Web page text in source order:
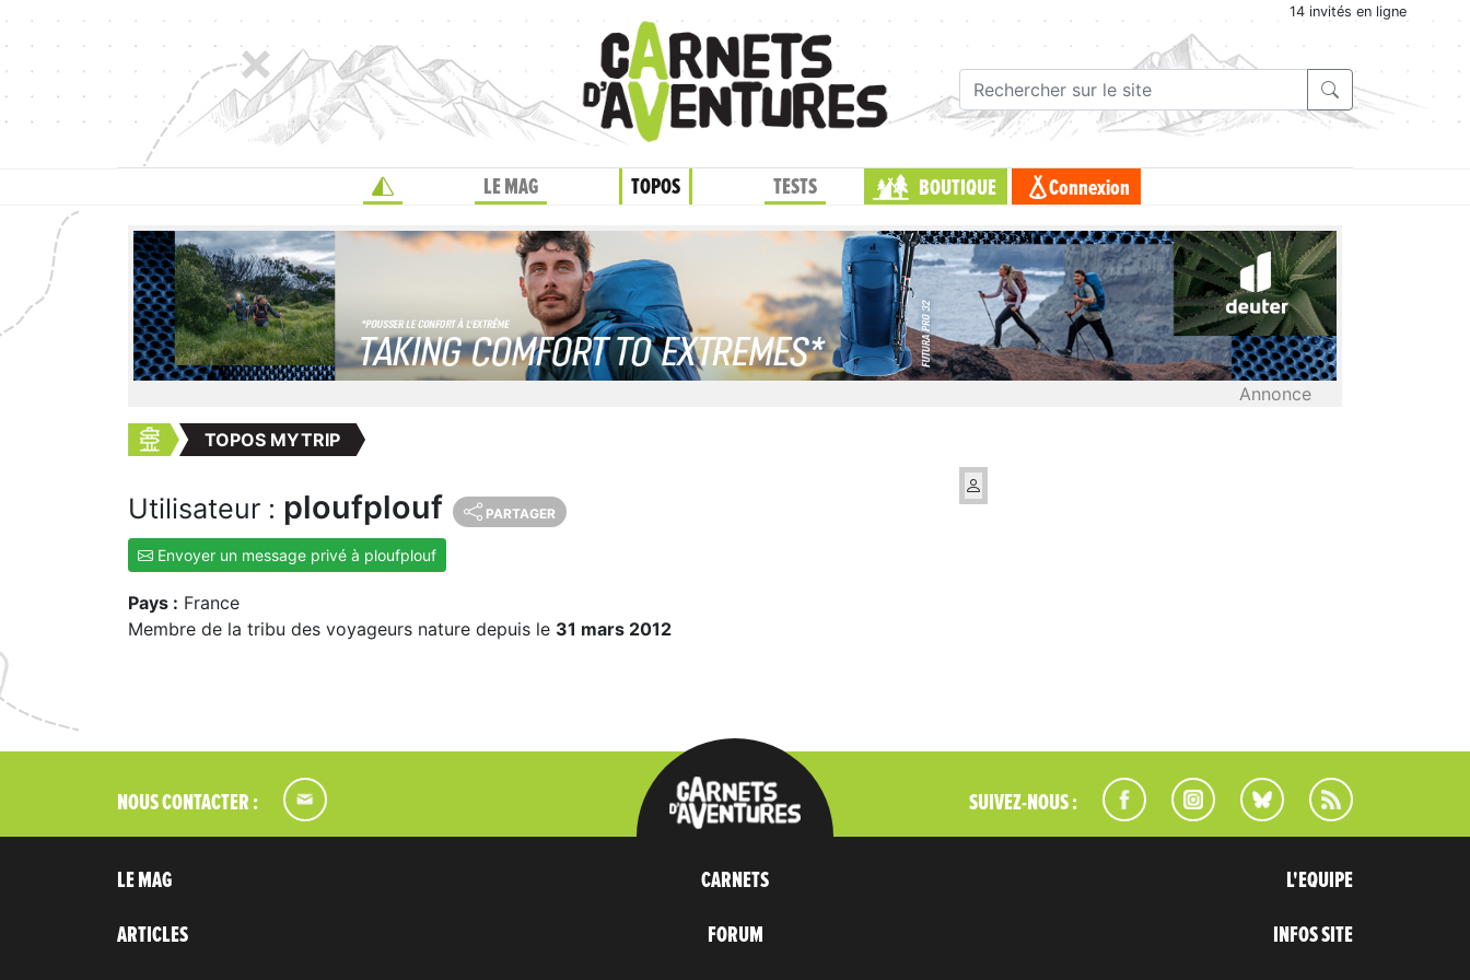
14 invités en ligne
LE MAG TOPOS TESTS BOUTIQUE Connexion
Annonce
TOPOS MYTRIP
Utilisateur : ploufplouf PARTAGER
Envoyer un message privé à ploufplouf
Pays : France
Membre de la tribu des voyageurs nature depuis le 31 mars 2012
NOUS CONTACTER : SUIVEZ-NOUS :
LE MAG
ARTICLES
CARNETS
FORUM
L'EQUIPE
INFOS SITE